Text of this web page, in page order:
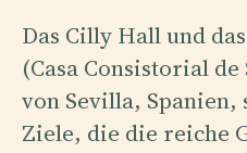
Das Cilly Hall und
(Casa Consistorial
von Sevilla, Spanien,
Ziele, die die reiche